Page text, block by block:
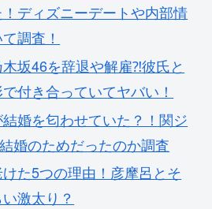
ディズニーデートや内部情
調査！
坂46を辞退や解雇⁈彼氏と
付き合っていてヤバい！
婚を匂わせていた？！関ジ
婚のためだったのか調査
た5つの理由！彦摩呂とそ
激太り？